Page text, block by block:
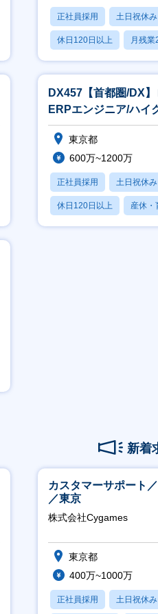
正社員採用 土日祝休み
休日120日以上 月残業
賞与あり
DX457【首都圏/DX】
ERPエンジニア/ハイ
東京都
600万~1200万
正社員採用 土日祝休み
休日120日以上 産休・
月残業20時間以内
新着
カスタマーサポート
／東京
株式会社Cygames
東京都
400万~1000万
正社員採用 土日祝休み